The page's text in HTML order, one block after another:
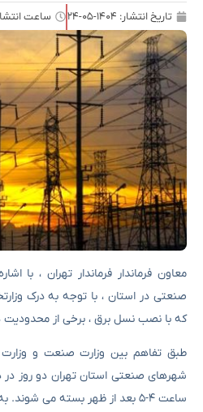
تاریخ انتشار: ۱۴۰۴-۰۵-۲۴ ساعت
معاون فرماندار فرماندار تهران ، با
صنعتی در استان ، با توجه به درک
که با نصب نسل برق ، برخی از
طبق تفاهم بین وزارت صنعت و وزارت
شهرهای صنعتی استان تهران دو روز
ساعت ۴-۵ بعد از ظهر بسته می